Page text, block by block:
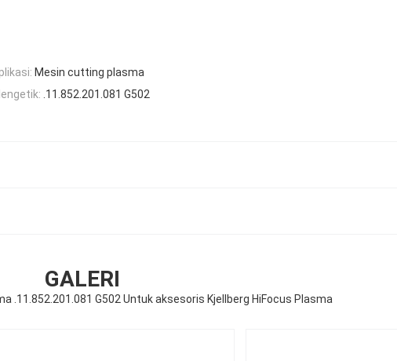
Mesin cutting plasma
.11.852.201.081 G502
GALERI
.11.852.201.081 G502 Untuk aksesoris Kjellberg HiFocus Plasma